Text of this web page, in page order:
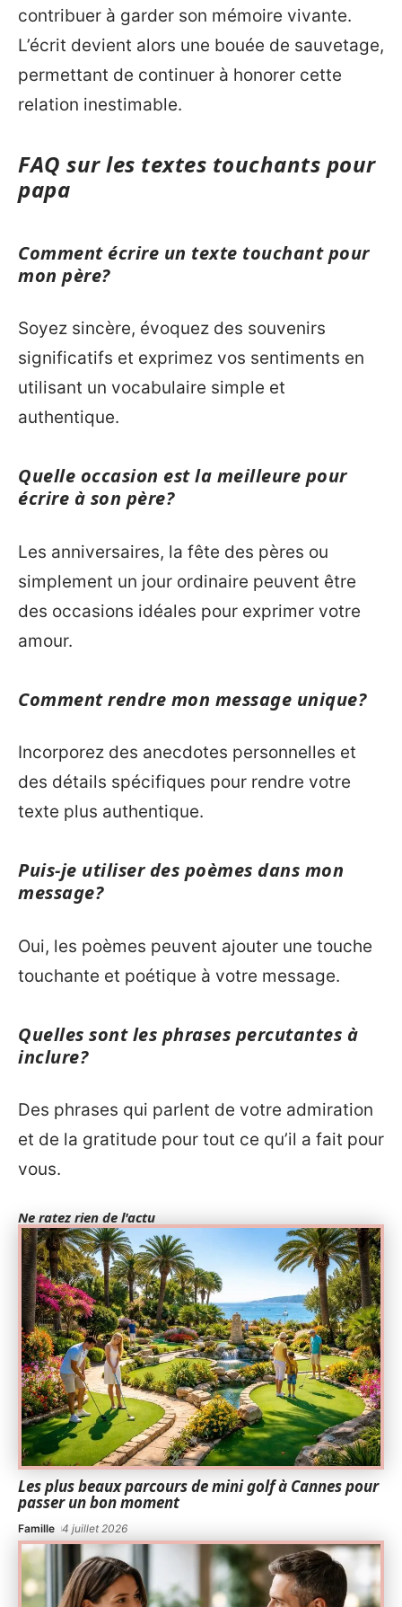
contribuer à garder son mémoire vivante.
L’écrit devient alors une bouée de sauvetage,
permettant de continuer à honorer cette
relation inestimable.
FAQ sur les textes touchants pour
papa
Comment écrire un texte touchant pour
mon père?
Soyez sincère, évoquez des souvenirs
significatifs et exprimez vos sentiments en
utilisant un vocabulaire simple et
authentique.
Quelle occasion est la meilleure pour
écrire à son père?
Les anniversaires, la fête des pères ou
simplement un jour ordinaire peuvent être
des occasions idéales pour exprimer votre
amour.
Comment rendre mon message unique?
Incorporez des anecdotes personnelles et
des détails spécifiques pour rendre votre
texte plus authentique.
Puis-je utiliser des poèmes dans mon
message?
Oui, les poèmes peuvent ajouter une touche
touchante et poétique à votre message.
Quelles sont les phrases percutantes à
inclure?
Des phrases qui parlent de votre admiration
et de la gratitude pour tout ce qu’il a fait pour
vous.
Ne ratez rien de l'actu
Les plus beaux parcours de mini golf à Cannes pour
passer un bon moment
Famille 4 juillet 2026